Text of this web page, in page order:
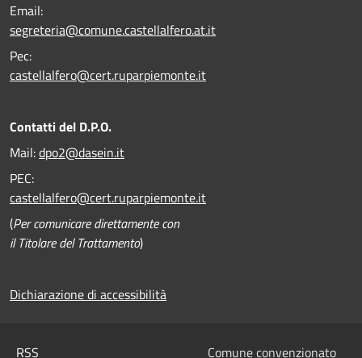
Email:
segreteria@comune.castellalfero.at.it
Pec:
castellalfero@cert.ruparpiemonte.it
Contatti del D.P.O.
Mail:dpo2@dasein.it
PEC:
castellalfero@cert.ruparpiemonte.it
(Per comunicare direttamente con
il Titolare del Trattamento)
Dichiarazione di accessibilità
RSS Comune convenzionato